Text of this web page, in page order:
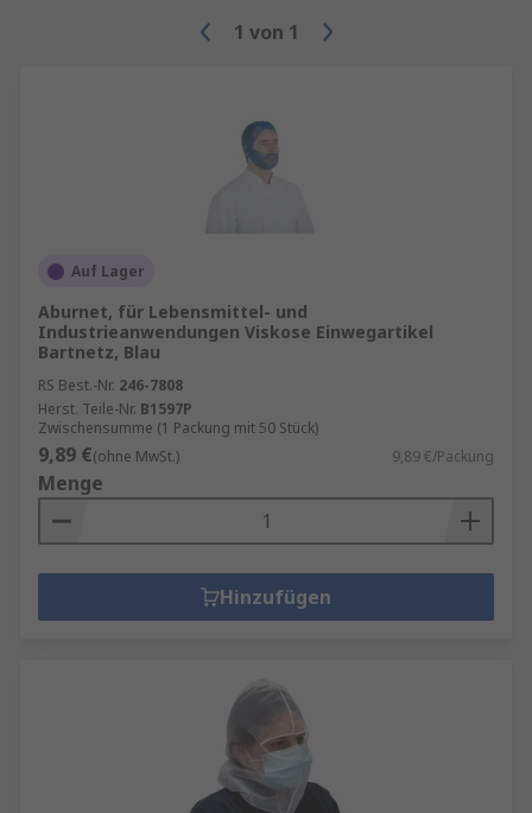
1 von 1
Auf Lager
Aburnet, für Lebensmittel- und
Industrieanwendungen Viskose Einwegartikel
Bartnetz, Blau
RS Best.-Nr. 246-7808
Herst. Teile-Nr. B1597P
Zwischensumme (1 Packung mit 50 Stück)
9,89 €(ohne MwSt.) 9,89 €/Packung
Menge
Hinzufügen